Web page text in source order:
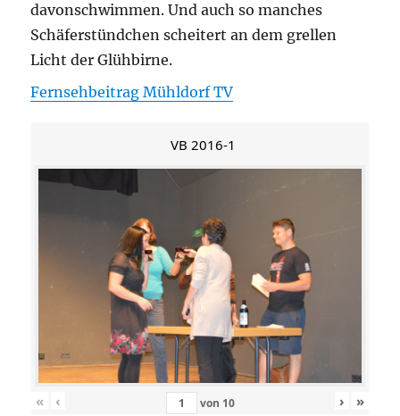
davonschwimmen. Und auch so manches
Schäferstündchen scheitert an dem grellen
Licht der Glühbirne.
Fernsehbeitrag Mühldorf TV
VB 2016-1
« ‹ von 10 › »